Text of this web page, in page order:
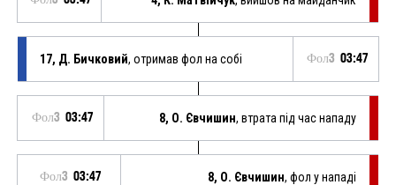
17, Д. Бичковий, отримав фол на собі Фол3 03:47
Фол3 03:47 8, О. Євчишин, втрата під час нападу
Фол3 03:47 8, О. Євчишин, фол у нападі